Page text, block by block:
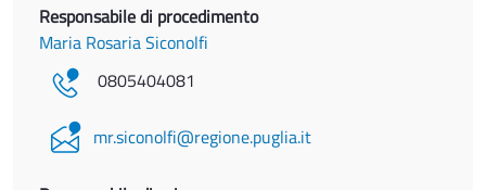
Responsabile di procedimento
Maria Rosaria Siconolfi
0805404081
mr.siconolfi@regione.puglia.it